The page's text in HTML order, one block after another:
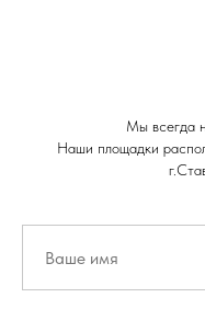
Мы всегда
Наши площадки